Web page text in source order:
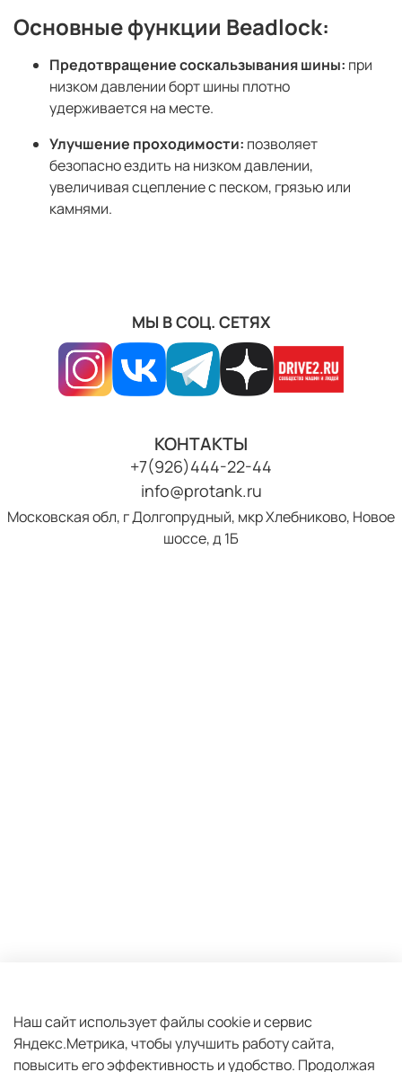
Основные функции Beadlock:
Предотвращение соскальзывания шины: при
низком давлении борт шины плотно
удерживается на месте.
Улучшение проходимости: позволяет
безопасно ездить на низком давлении,
увеличивая сцепление с песком, грязью или
камнями.
МЫ В СОЦ. СЕТЯХ
КОНТАКТЫ
+7(926)444-22-44
info@protank.ru
Московская обл, г Долгопрудный, мкр Хлебниково, Новое
шоссе, д 1Б
Пользовательское соглашение
Условия обмена и возврата
Наш сайт использует файлы cookie и сервис
Яндекс.Метрика, чтобы улучшить работу сайта,
повысить его эффективность и удобство. Продолжая